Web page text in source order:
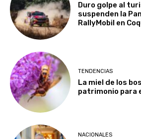
Duro golpe al
suspenden la
RallyMobil en
TENDENCIAS
La miel de los
patrimonio para
NACIONALES